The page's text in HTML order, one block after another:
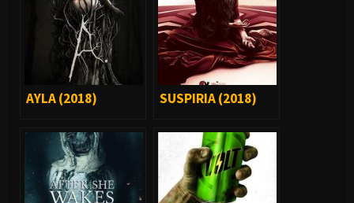
AYLA (2018) SUSPIRIA (2018)